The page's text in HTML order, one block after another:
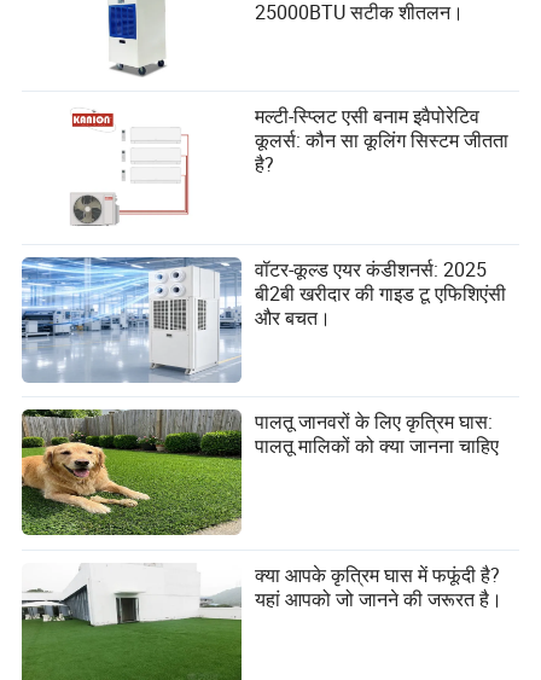
25000BTU सटीक शीतलन।
मल्टी-स्प्लिट एसी बनाम इवैपोरेटिव
कूलर्स: कौन सा कूलिंग सिस्टम जीतता
है?
वॉटर-कूल्ड एयर कंडीशनर्स: 2025
बी2बी खरीदार की गाइड टू एफिशिएंसी
और बचत।
पालतू जानवरों के लिए कृत्रिम घास:
पालतू मालिकों को क्या जानना चाहिए
क्या आपके कृत्रिम घास में फफूंदी है?
यहां आपको जो जानने की जरूरत है।